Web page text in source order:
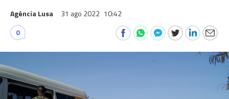
Agência Lusa 31 ago 2022 10:42
0